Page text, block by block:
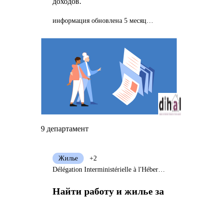
9 департамент
Найти работу и жилье за
Жилье
+2
Délégation Interministérielle à l'Hébergement et à l'Accès au Logement